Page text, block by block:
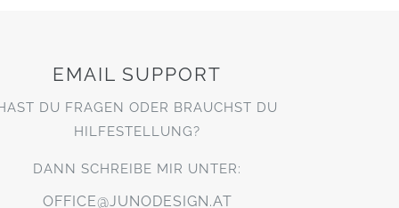
EMAIL SUPPORT
DU FRAGEN ODER BRAUCHST DU
HILFESTELLUNG?
DANN SCHREIBE MIR UNTER:
OFFICE@JUNODESIGN.AT